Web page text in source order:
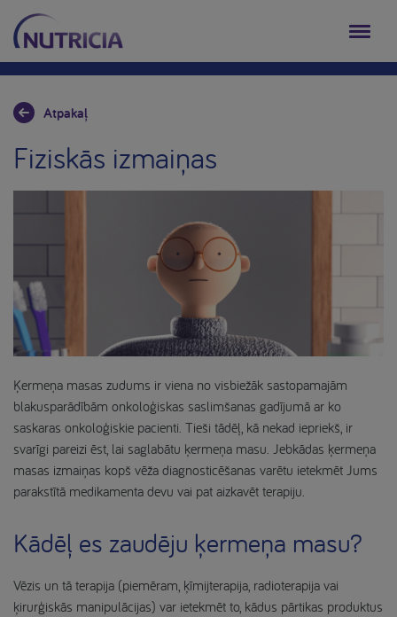
Atpakaļ
Fiziskās izmaiņas
Ķermeņa masas zudums ir viena no visbiežāk sastopamajām
blakusparādībām onkoloģiskas saslimšanas gadījumā ar ko
saskaras onkoloģiskie pacienti. Tieši tādēļ, kā nekad iepriekš, ir
svarīgi pareizi ēst, lai saglabātu ķermeņa masu. Jebkādas ķermeņa
masas izmaiņas kopš vēža diagnosticēšanas varētu ietekmēt Jums
parakstītā medikamenta devu vai pat aizkavēt terapiju.
Kādēļ es zaudēju ķermeņa masu?
Vēzis un tā terapija (piemēram, ķīmijterapija, radioterapija vai
ķirurģiskās manipulācijas) var ietekmēt to, kādus pārtikas produktus